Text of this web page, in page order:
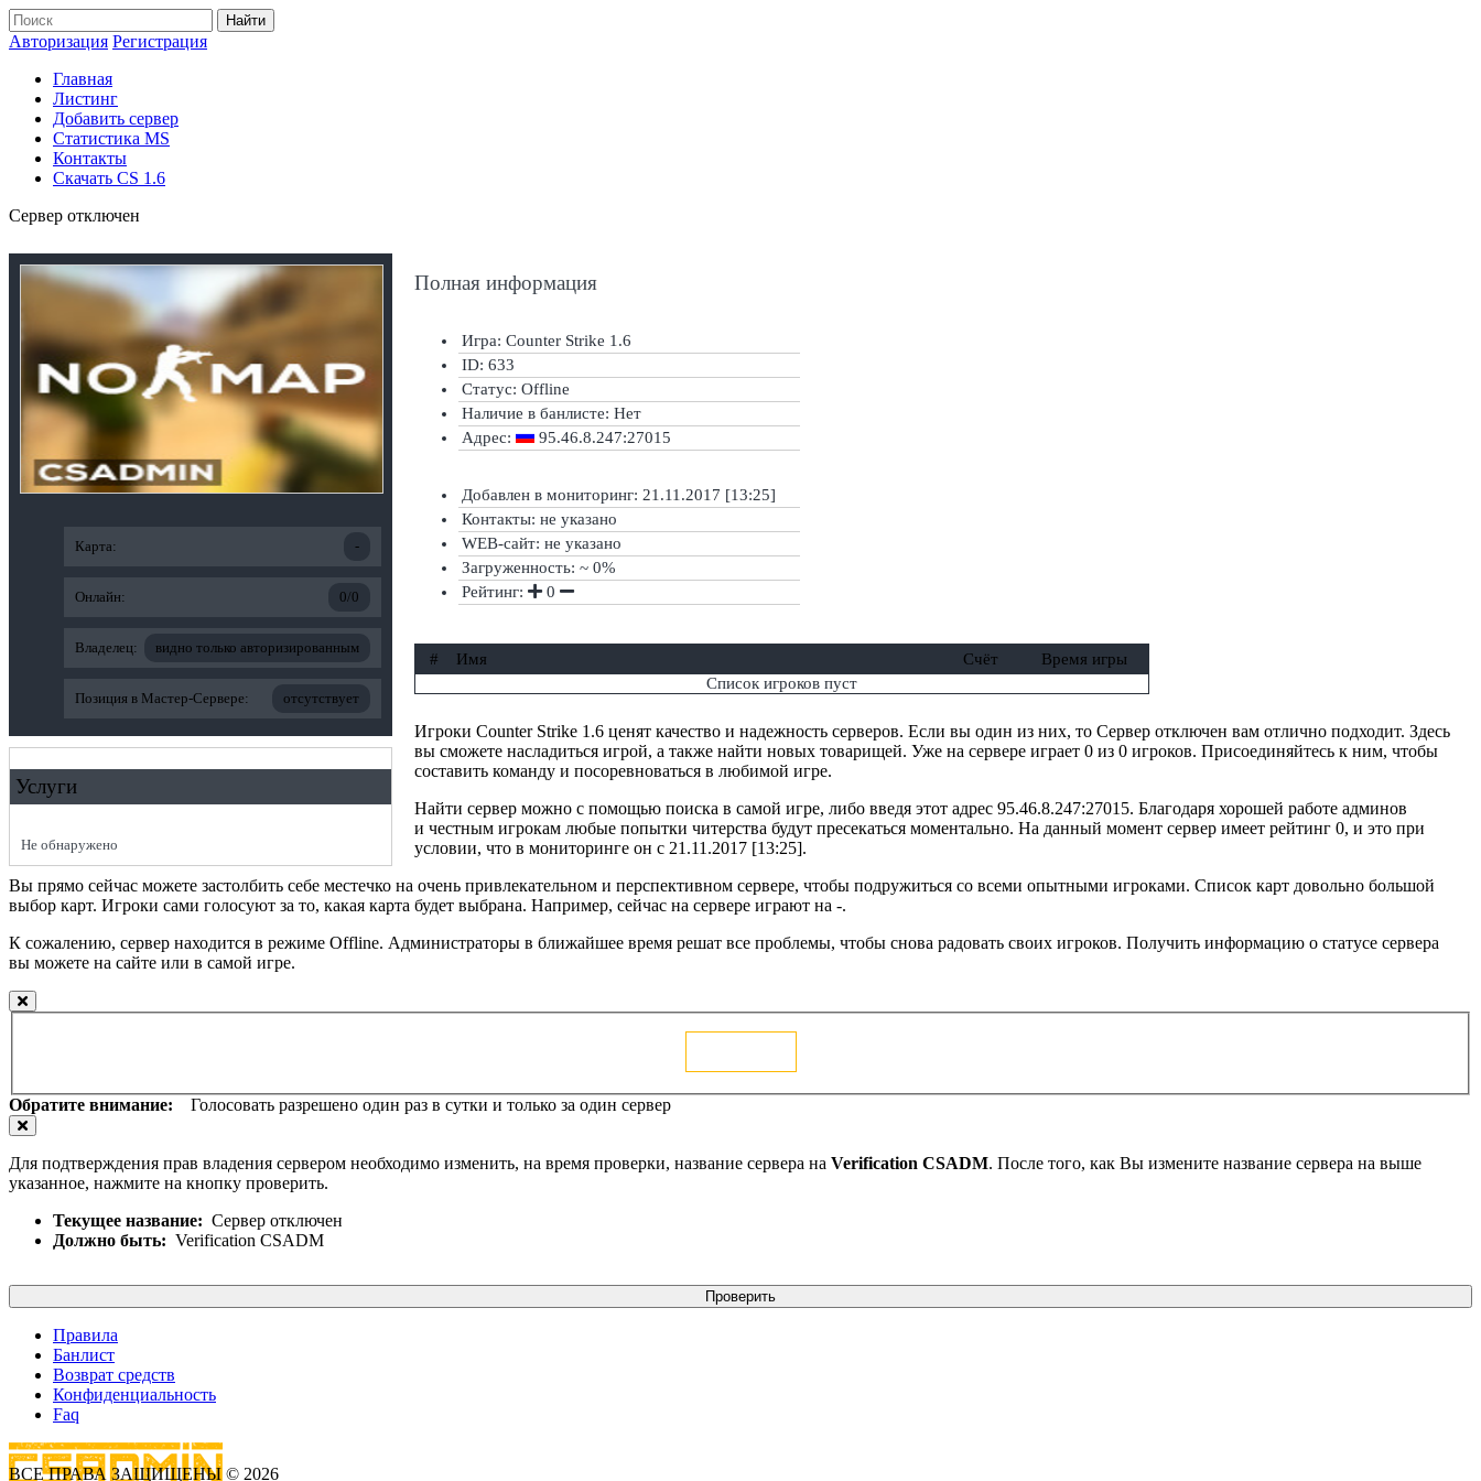
Найти
Авторизация Регистрация
Главная
Листинг
Добавить сервер
Статистика MS
Контакты
Скачать CS 1.6
Сервер отключен
Карта: -
Онлайн: 0/0
Владелец: видно только авторизированным
Позиция в Мастер-Сервере: отсутствует
Услуги
Не обнаружено
Полная информация
Игра: Counter Strike 1.6
ID: 633
Статус: Offline
Наличие в банлисте: Нет
Адрес:
95.46.8.247:27015
Добавлен в мониторинг: 21.11.2017 [13:25]
Контакты: не указано
WEB-сайт: не указано
Загруженность: ~ 0%
Рейтинг:
0
# Имя Счёт
Время игры
Список игроков пуст
Игроки Counter Strike 1.6 ценят качество и надежность серверов. Если вы один из них, то Сервер отключен вам отлично подходит. Здесь
вы сможете насладиться игрой, а также найти новых товарищей. Уже на сервере играет 0 из 0 игроков. Присоединяйтесь к ним, чтобы
составить команду и посоревноваться в любимой игре.
Найти сервер можно с помощью поиска в самой игре, либо введя этот адрес 95.46.8.247:27015. Благодаря хорошей работе админов
и честным игрокам любые попытки читерства будут пресекаться моментально. На данный момент сервер имеет рейтинг 0, и это при
условии, что в мониторинге он с 21.11.2017 [13:25].
Вы прямо сейчас можете застолбить себе местечко на очень привлекательном и перспективном сервере, чтобы подружиться со всеми опытными игроками. Список карт довольно большой
выбор карт. Игроки сами голосуют за то, какая карта будет выбрана. Например, сейчас на сервере играют на -.
К сожалению, сервер находится в режиме Offline. Администраторы в ближайшее время решат все проблемы, чтобы снова радовать своих игроков. Получить информацию о статусе сервера
вы можете на сайте или в самой игре.
Обратите внимание: Голосовать разрешено один раз в сутки и только за один сервер
Для подтверждения прав владения сервером необходимо изменить, на время проверки, название сервера на Verification CSADM. После того, как Вы измените название сервера на выше
указанное, нажмите на кнопку проверить.
Текущее название: Сервер отключен
Должно быть: Verification CSADM
Проверить
Правила
Банлист
Возврат средств
Конфиденциальность
Faq
ВСЕ ПРАВА ЗАЩИЩЕНЫ © 2026